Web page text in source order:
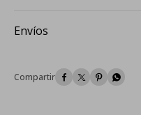
Envíos
   